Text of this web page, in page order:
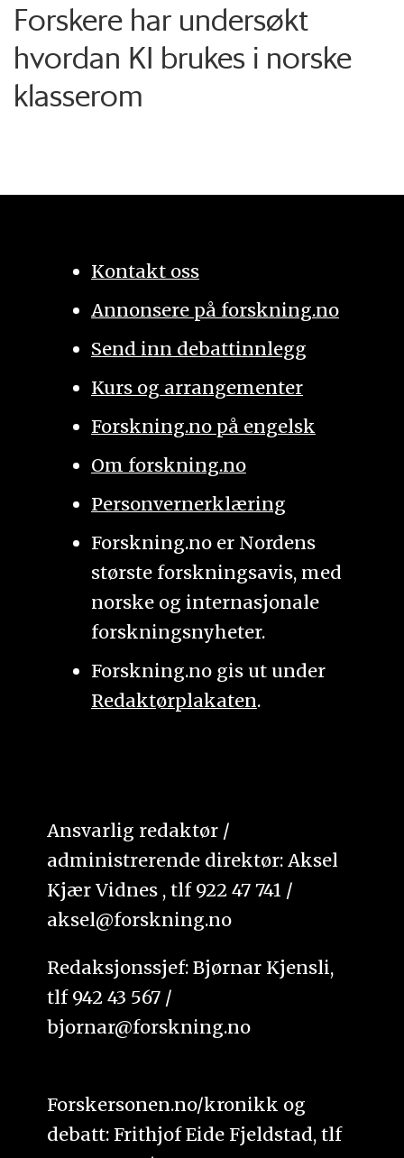
Forskere har undersøkt
hvordan KI brukes i norske
klasserom
Kontakt oss
Annonsere på forskning.no
Send inn debattinnlegg
Kurs og arrangementer
Forskning.no på engelsk
Om forskning.no
Personvernerklæring
Forskning.no er Nordens
største forskningsavis, med
norske og internasjonale
forskningsnyheter.
Forskning.no gis ut under
Redaktørplakaten.
Ansvarlig redaktør /
administrerende direktør: Aksel
Kjær Vidnes , tlf 922 47 741 /
aksel@forskning.no
Redaksjonssjef: Bjørnar Kjensli,
tlf 942 43 567 /
bjornar@forskning.no
Forskersonen.no/kronikk og
debatt: Frithjof Eide Fjeldstad, tlf